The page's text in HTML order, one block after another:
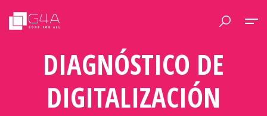
DIAGNÓSTICO DE
DIGITALIZACIÓN